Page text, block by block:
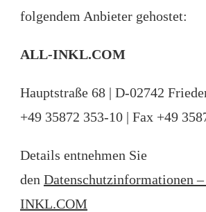
folgendem Anbieter gehostet:
ALL-INKL.COM
Hauptstraße 68 | D-02742
+49 35872 353-10 | Fax +49
Details entnehmen Sie
den Datenschutzinformationen
INKL.COM